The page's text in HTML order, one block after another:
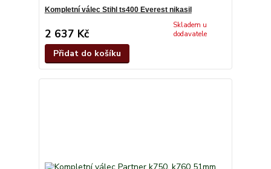
Kompletní válec Stihl ts400 Everest nikasil
2 637 Kč
Skladem u
dodavatele
Přidat do košíku